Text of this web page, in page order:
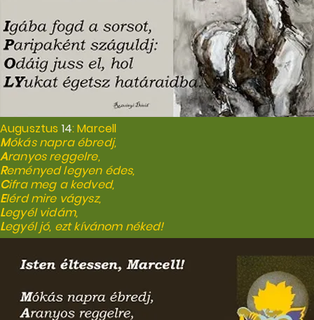
Augusztus 14: Marcell
Mókás napra ébredj,
Aranyos reggelre,
Reményed legyen édes,
Cifra meg a kedved,
Elérd mire vágysz,
Legyél vidám,
Legyél jó, ezt kívánom néked!